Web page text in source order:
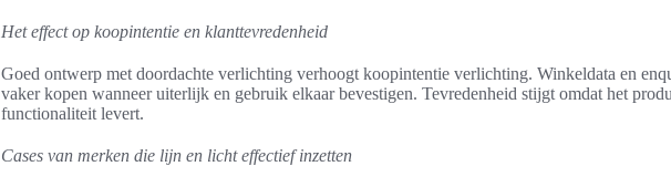
Het effect op koopintentie en klanttevredenheid
Goed ontwerp met doordachte verlichting verhoogt koopintentie verlichting. Winkeldata en
vaker kopen wanneer uiterlijk en gebruik elkaar bevestigen. Tevredenheid stijgt omdat het
functionaliteit levert.
Cases van merken die lijn en licht effectief inzetten